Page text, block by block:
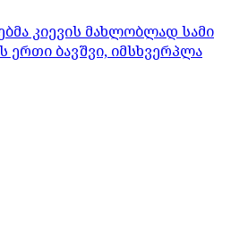
კიევის მახლობლად სამი
ერთი ბავშვი, იმსხვერპლა